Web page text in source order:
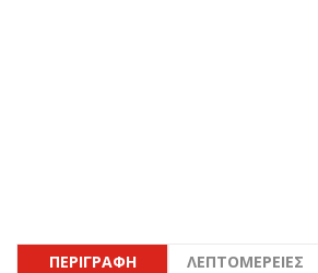
ΠΕΡΙΓΡΑΦΉ ΛΕΠΤΟΜΈΡΕΙΕΣ